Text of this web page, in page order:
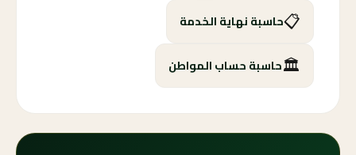
📋حاسبة نهاية الخدمة
🏛️حاسبة حساب المواطن